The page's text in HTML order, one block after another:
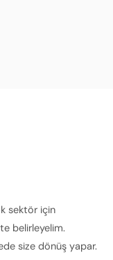
sektör için
belirleyelim.
size dönüş yapar.